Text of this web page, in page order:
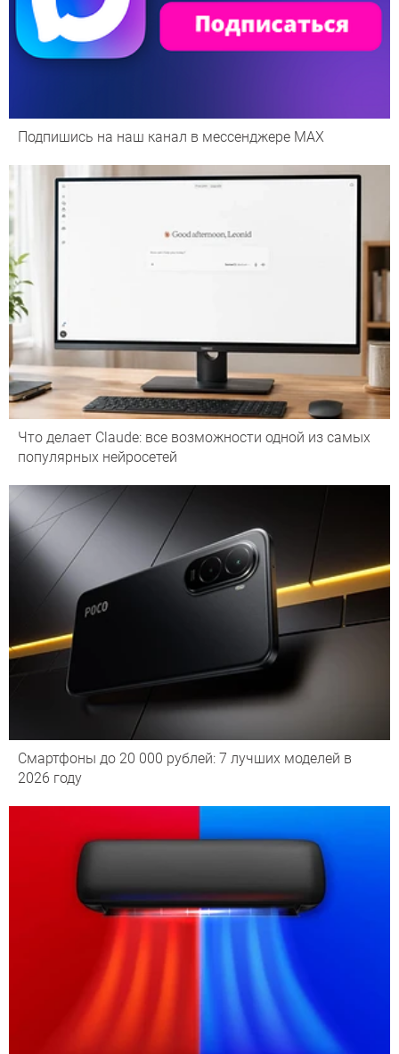
Подпишись на наш канал в мессенджере МАХ
Что делает Сlaude: все возможности одной из самых
популярных нейросетей
Смартфоны до 20 000 рублей: 7 лучших моделей в
2026 году